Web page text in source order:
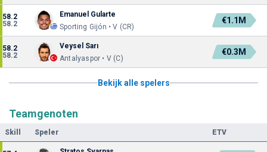
58.2
58.2
Emanuel Gularte
Sporting Gijón • V (CR)
€1.1M
58.2
58.2
Veysel Sarı
Antalyaspor • V (C)
€0.3M
Bekijk alle spelers
Teamgenoten
Skill Speler ETV